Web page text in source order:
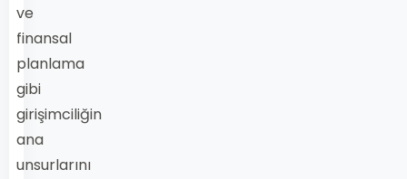
ve
finansal
planlama
gibi
girişimciliğin
ana
unsurlarını